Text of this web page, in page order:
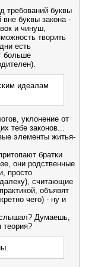
требований буквы
вне буквы закона -
и чинуш,
творить
есть
больше
идеалам
уклонение от
тебе законов...
элементы житья-
братки
они родственные
просто
считающие
объявят
чего) - ну и
слышал? Думаешь,
теория?